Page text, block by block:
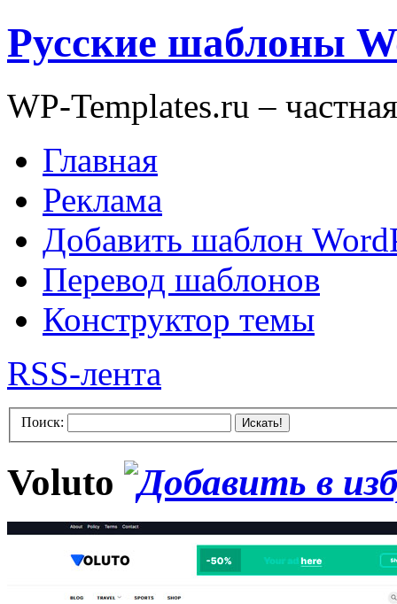
Русские шаблоны
WP-Templates.ru –
Главная
Реклама
Добавить шаблон
Перевод шаблонов
Конструктор темы
RSS-лента
Поиск: Искать!
Voluto